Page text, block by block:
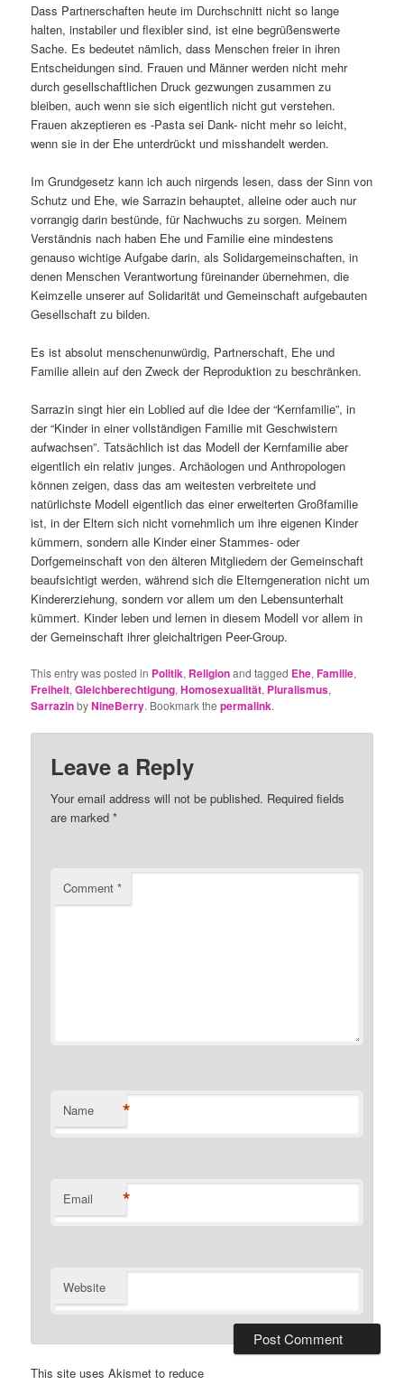
Dass Partnerschaften heute im Durchschnitt nicht so lange
halten, instabiler und flexibler sind, ist eine begrüßenswerte
Sache. Es bedeutet nämlich, dass Menschen freier in ihren
Entscheidungen sind. Frauen und Männer werden nicht mehr
durch gesellschaftlichen Druck gezwungen zusammen zu
bleiben, auch wenn sie sich eigentlich nicht gut verstehen.
Frauen akzeptieren es -Pasta sei Dank- nicht mehr so leicht,
wenn sie in der Ehe unterdrückt und misshandelt werden.
Im Grundgesetz kann ich auch nirgends lesen, dass der Sinn von
Schutz und Ehe, wie Sarrazin behauptet, alleine oder auch nur
vorrangig darin bestünde, für Nachwuchs zu sorgen. Meinem
Verständnis nach haben Ehe und Familie eine mindestens
genauso wichtige Aufgabe darin, als Solidargemeinschaften, in
denen Menschen Verantwortung füreinander übernehmen, die
Keimzelle unserer auf Solidarität und Gemeinschaft aufgebauten
Gesellschaft zu bilden.
Es ist absolut menschenunwürdig, Partnerschaft, Ehe und
Familie allein auf den Zweck der Reproduktion zu beschränken.
Sarrazin singt hier ein Loblied auf die Idee der “Kernfamilie”, in
der “Kinder in einer vollständigen Familie mit Geschwistern
aufwachsen”. Tatsächlich ist das Modell der Kernfamilie aber
eigentlich ein relativ junges. Archäologen und Anthropologen
können zeigen, dass das am weitesten verbreitete und
natürlichste Modell eigentlich das einer erweiterten Großfamilie
ist, in der Eltern sich nicht vornehmlich um ihre eigenen Kinder
kümmern, sondern alle Kinder einer Stammes- oder
Dorfgemeinschaft von den älteren Mitgliedern der Gemeinschaft
beaufsichtigt werden, während sich die Elterngeneration nicht um
Kindererziehung, sondern vor allem um den Lebensunterhalt
kümmert. Kinder leben und lernen in diesem Modell vor allem in
der Gemeinschaft ihrer gleichaltrigen Peer-Group.
This entry was posted in Politik, Religionand tagged Ehe,Familie,
Freiheit,Gleichberechtigung,Homosexualität, Pluralismus,
SarrazinbyNineBerry. Bookmark thepermalink.
Leave a Reply
Your email address will not be published. Required fields
are marked*
Comment*
Name *
Email *
Website
This site uses Akismet to reduce